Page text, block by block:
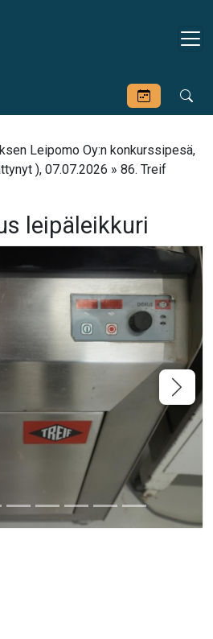
Leipomo Oy:n konkurssipesä,
), 07.07.2026 » 86. Treif
leipäleikkuri